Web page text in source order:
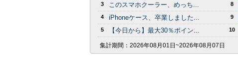
3 このスマホクーラー、めっち...
4 iPhoneケース、卒業しました...
5 【今日から】最大30％ポイン...
8
9
10
集計期間： 2026年08月01日~2026年08月07日